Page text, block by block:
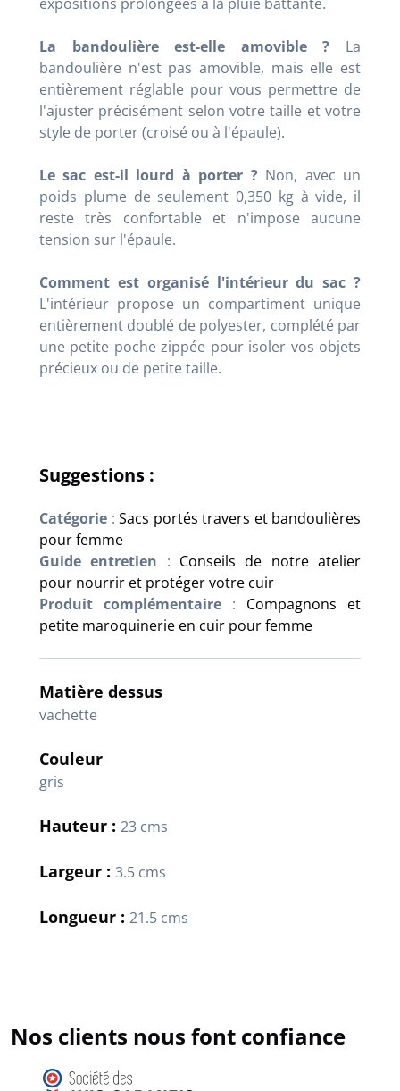
La bandoulière est-elle amovible ? La
bandoulière n'est pas amovible, mais elle est
entièrement réglable pour vous permettre de
l'ajuster précisément selon votre taille et votre
style de porter (croisé ou à l'épaule).
Le sac est-il lourd à porter ?Non, avec un
poids plume de seulement 0,350 kg à vide, il
reste très confortable et n'impose aucune
tension sur l'épaule.
Comment est organisé l'intérieur du sac ?
L'intérieur propose un compartiment unique
entièrement doublé de polyester, complété par
une petite poche zippée pour isoler vos objets
précieux ou de petite taille.
Suggestions :
Catégorie : Sacs portés travers et bandoulières
pour femme
Guide entretien : Conseils de notre atelier
pour nourrir et protéger votre cuir
Produit complémentaire : Compagnons et
petite maroquinerie en cuir pour femme
Matière dessus
vachette
Couleur
gris
Hauteur : 23 cms
Largeur : 3.5 cms
Longueur : 21.5 cms
Nos clients nous font confiance